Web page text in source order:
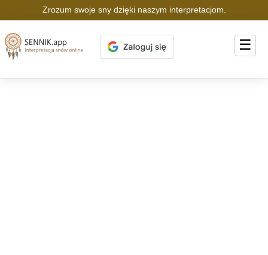
Zrozum swoje sny dzięki naszym interpretacjom.
☰